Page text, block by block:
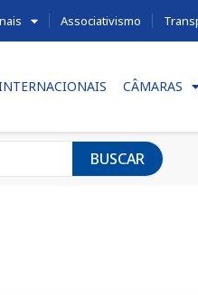
Associativismo
CÂMARAS
BUSCAR